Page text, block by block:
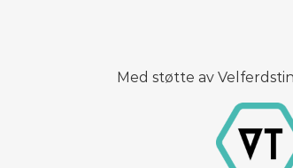
Med støtte av